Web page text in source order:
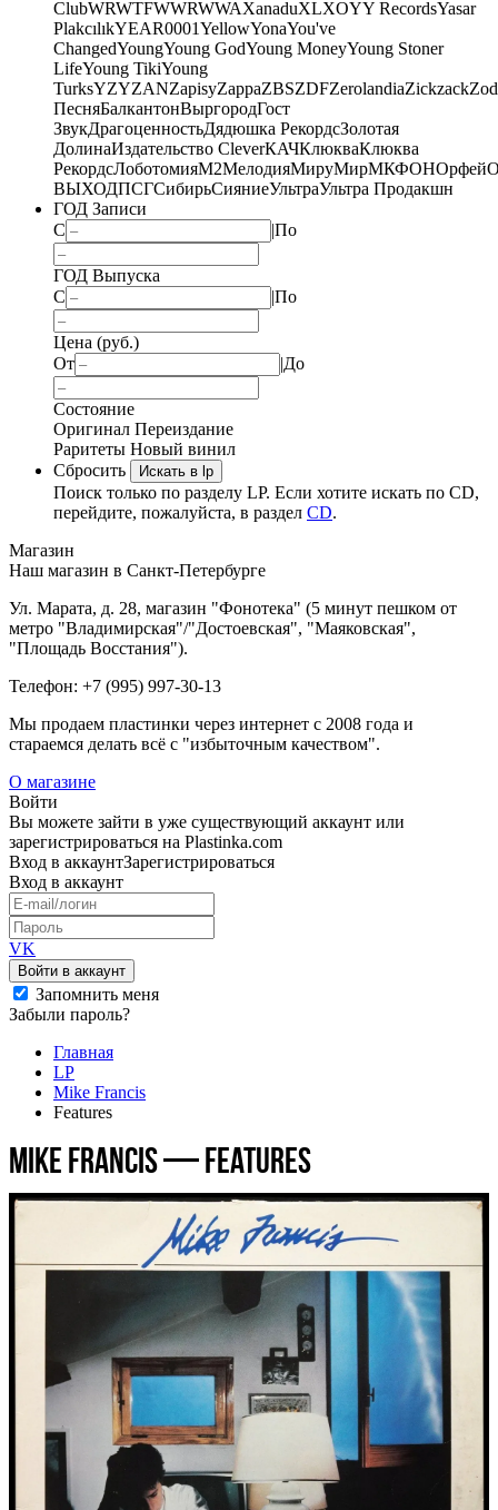
ClubWRWTFWWRWWAXanaduXLXOYY RecordsYasar
PlakcılıkYEAR0001YellowYonaYou've
ChangedYoungYoung GodYoung MoneyYoung Stoner
LifeYoung TikiYoung
TurksYZYZANZapisyZappaZBSZDFZerolandiaZickzack
ПесняБалкантонВыргородГост
ЗвукДрагоценностьДядюшка РекордсЗолотая
ДолинаИздательство CleverКАЧКлюкваКлюква
РекордсЛоботомияМ2МелодияМируМирМКФОНОрфей
ВЫХОДПСГСибирьСияниеУльтраУльтра Продакшн
ГОД Записи
С
|По
ГОД Выпуска
С
|По
Цена (руб.)
От
|До
Состояние
Оригинал Переиздание
Раритеты Новый винил
Сбросить
Искать в lp
Поиск только по разделу LP. Если хотите искать по CD,
перейдите, пожалуйста, в раздел CD.
Магазин
Наш магазин в Санкт-Петербурге
Ул. Марата, д. 28, магазин "Фонотека" (5 минут пешком от
метро "Владимирская"/"Достоевская", "Маяковская",
"Площадь Восстания").
Телефон: +7 (995) 997-30-13
Мы продаем пластинки через интернет c 2008 года и
стараемся делать всё с "избыточным качеством".
О магазине
Войти
Вы можете зайти в уже существующий аккаунт или
зарегистрироваться на Plastinka.com
Вход в аккаунтЗарегистрироваться
Вход в аккаунт
VK
Войти в аккаунт
Запомнить меня
Забыли пароль?
Главная
LP
Mike Francis
Features
Mike Francis — Features